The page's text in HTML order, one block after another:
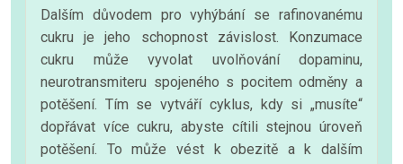
Dalším důvodem pro vyhýbání se rafinovanému
cukru je jeho schopnost závislost. Konzumace
cukru může vyvolat uvolňování dopaminu,
neurotransmiteru spojeného s pocitem odměny a
potěšení. Tím se vytváří cyklus, kdy si „musíte“
dopřávat více cukru, abyste cítili stejnou úroveň
potěšení. To může vést k obezitě a k dalším